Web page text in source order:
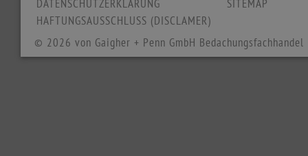
DATENSCHUTZERKLÄRUNG
HAFTUNGSAUSSCHLUSS (DISCLAMER)
SITEMAP
© 2026 von Gaigher + Penn GmbH Bedachungsfachhandel